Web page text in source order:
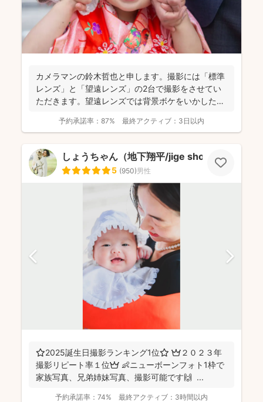
カメラマンの鈴木哲也と申します。撮影には「標準
レンズ」と「望遠レンズ」の2台で撮影をさせてい
ただきます。望遠レンズでは背景ボケをいかしたお
予約承諾率： 87% 最終アクティブ： 3日以内
しょうちゃん（地下翔平/jige shohe）
5 (950)男性
⭐️2025誕生日撮影ランキング1位⭐️ 👑２０２３年
撮影リピート率１位👑 👶ニューボーンフォト1枠で
家族写真、兄弟姉妹写真、撮影可能です🙌 ...
予約承諾率： 74% 最終アクティブ： 3時間以内